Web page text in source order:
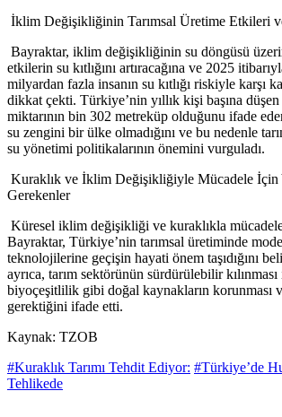
İklim Değişikliğinin Tarımsal Üretime Etkileri
Bayraktar, iklim değişikliğinin su döngüsü
etkilerin su kıtlığını artıracağına ve 2025
milyardan fazla insanın su kıtlığı riskiyle karşı
dikkat çekti. Türkiye’nin yıllık kişi başına
miktarının bin 302 metreküp olduğunu ifade
su zengini bir ülke olmadığını ve bu nedenle
su yönetimi politikalarının önemini vurguladı.
Kuraklık ve İklim Değişikliğiyle Mücadele İçin
Gerekenler
Küresel iklim değişikliği ve kuraklıkla
Bayraktar, Türkiye’nin tarımsal üretiminde
teknolojilerine geçişin hayati önem taşıdığını
ayrıca, tarım sektörünün sürdürülebilir
biyoçeşitlilik gibi doğal kaynakların korunması
gerektiğini ifade etti.
Kaynak: TZOB
#Kuraklık Tarımı Tehdit Ediyor: #Türkiye’de
Tehlikede